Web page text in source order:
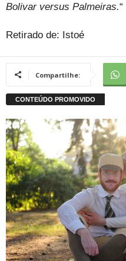
Bolivar versus Palmeiras.“
Retirado de: Istoé
Compartilhe: